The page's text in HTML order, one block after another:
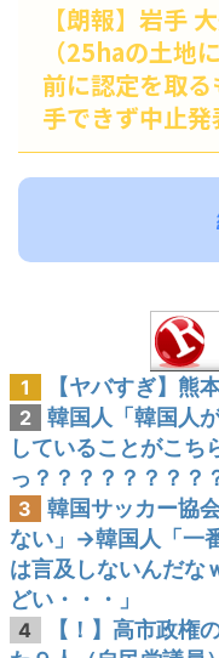
【朗報】岩手
（25haの土地
前に認定を取
手できず中止発
1 【ヤバすぎ】熊
2
韓国人「韓国人
していることがこち
っ？？？？？？？？
3
韓国サッカー協
ない」→韓国人「一
は言及しないんだな
どい・・・」
4
【！】高市政